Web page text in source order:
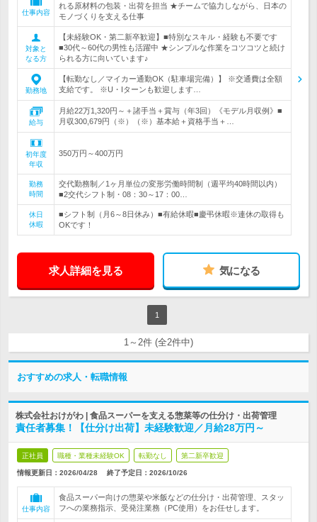
仕事内容
れる原材料の包装・出荷を担当 ★チームで協力しながら、日本の
モノづくりを支える仕事
対象と
なる方
【未経験OK・第二新卒歓迎】■特別なスキル・経験も不要です
■30代～60代の男性も活躍中 ★シンプルな作業をコツコツと続け
られる方に向いています♪
勤務地
【転勤なし／マイカー通勤OK（駐車場完備）】 ※交通費は全額
支給です。 ※U・Iターンも歓迎します…
給与
月給22万1,320円～＋諸手当＋賞与（年3回）《モデル月収例》■
月収300,679円（※）（※）基本給＋資格手当＋…
初年度
年収
350万円～400万円
勤務
時間
交代勤務制／1ヶ月単位の変形労働時間制（週平均40時間以内）
■2交代シフト制・08：30～17：00…
休日
休暇
■シフト制（月6～8日休み）■有給休暇■慶弔休暇※連休の取得も
OKです！
求人詳細を見る 気になる
1
1～2件 (全2件中)
おすすめの求人・転職情報
株式会社おけがわ | 食品スーパーを支える惣菜等の仕分け・出荷管理
責任者募集！【仕分け出荷】未経験歓迎／月給28万円～
正社員 職種・業種未経験OK 転勤なし 第二新卒歓迎
情報更新日：2026/04/28 終了予定日： 2026/10/26
仕事内容
食品スーパー向けの惣菜や米飯などの仕分け・出荷管理、スタッ
フへの業務指示、受発注業務（PC使用）をお任せします。